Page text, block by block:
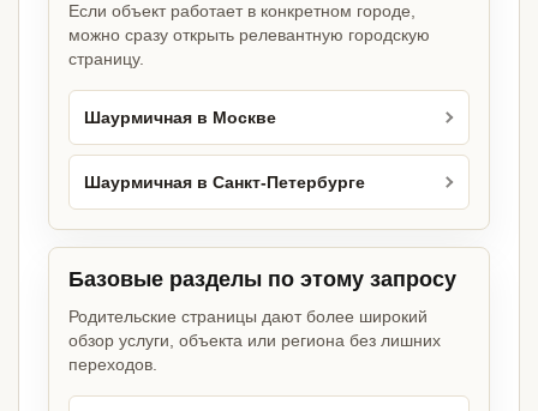
Если объект работает в конкретном городе,
можно сразу открыть релевантную городскую
страницу.
Шаурмичная в Москве
Шаурмичная в Санкт-Петербурге
Базовые разделы по этому запросу
Родительские страницы дают более широкий
обзор услуги, объекта или региона без лишних
переходов.